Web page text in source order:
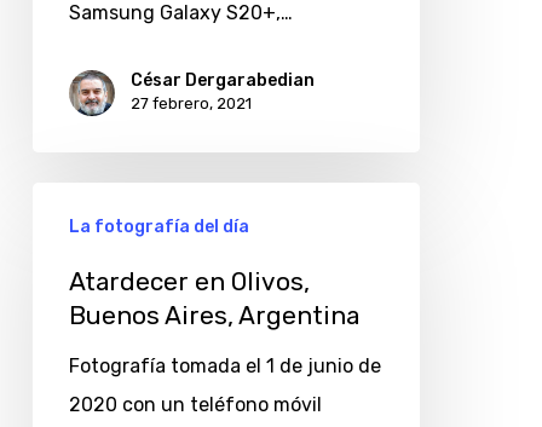
Samsung Galaxy S20+,…
César Dergarabedian
27 febrero, 2021
Olivos,
Buenos
Aires,
Argentina
La fotografía del día
Atardecer en Olivos,
Buenos Aires, Argentina
Fotografía tomada el 1 de junio de
2020 con un teléfono móvil